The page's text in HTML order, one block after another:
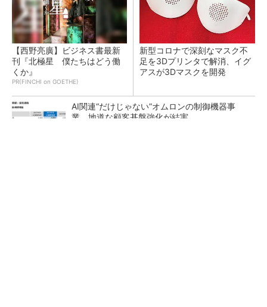
【西野亮廣】ビジネス書最新
刊『北極星 僕たちはどう働
くか』
PR(FINCHI on GOETHE)
新型コロナで深刻なマスク不
足を3Dプリンタで解消、イグ
アスが3Dマスクを開発
AI関連“だけじゃない”オムロンの制御機器事
業、地道な顧客基盤強化が結実